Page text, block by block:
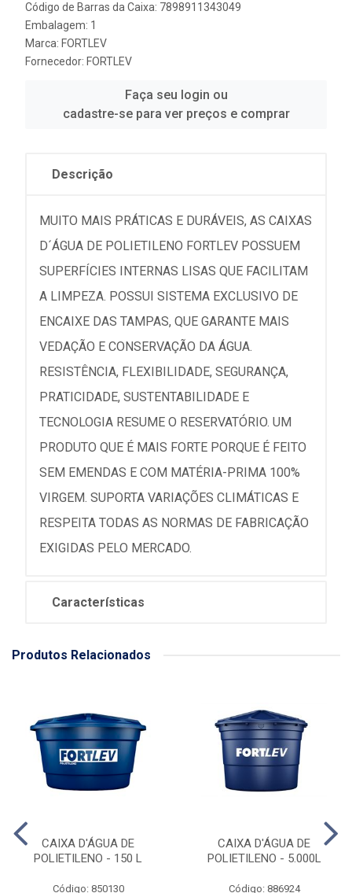
Código de Barras da Caixa: 7898911343049
Embalagem: 1
Marca: FORTLEV
Fornecedor: FORTLEV
Faça seu login ou
cadastre-se para ver preços e comprar
Descrição
MUITO MAIS PRÁTICAS E DURÁVEIS, AS CAIXAS
D´ÁGUA DE POLIETILENO FORTLEV POSSUEM
SUPERFÍCIES INTERNAS LISAS QUE FACILITAM
A LIMPEZA. POSSUI SISTEMA EXCLUSIVO DE
ENCAIXE DAS TAMPAS, QUE GARANTE MAIS
VEDAÇÃO E CONSERVAÇÃO DA ÁGUA.
RESISTÊNCIA, FLEXIBILIDADE, SEGURANÇA,
PRATICIDADE, SUSTENTABILIDADE E
TECNOLOGIA RESUME O RESERVATÓRIO. UM
PRODUTO QUE É MAIS FORTE PORQUE É FEITO
SEM EMENDAS E COM MATÉRIA-PRIMA 100%
VIRGEM. SUPORTA VARIAÇÕES CLIMÁTICAS E
RESPEITA TODAS AS NORMAS DE FABRICAÇÃO
EXIGIDAS PELO MERCADO.
Características
Produtos Relacionados
CAIXA D'ÁGUA DE
POLIETILENO - 150 L
Código: 850130
CAIXA D'ÁGUA DE
POLIETILENO - 5.000L
Código: 886924